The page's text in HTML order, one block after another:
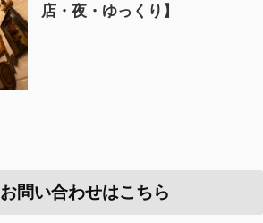
店・夜・ゆっくり】
お問い合わせはこちら